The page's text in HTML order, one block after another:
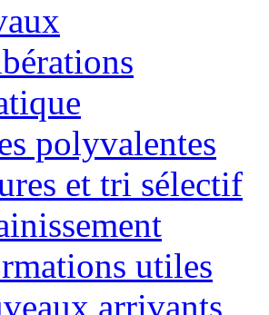
polyvalentes
et tri sélectif
utiles
arrivants